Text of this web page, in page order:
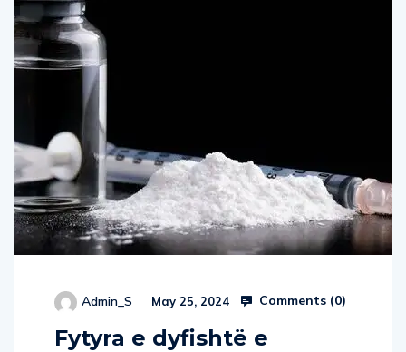
Admin_S May 25, 2024 Comments (0)
Fytyra e dyfishtë e